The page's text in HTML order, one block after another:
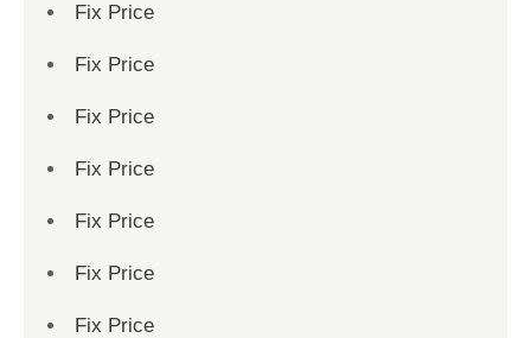
Fix Price
Fix Price
Fix Price
Fix Price
Fix Price
Fix Price
Fix Price